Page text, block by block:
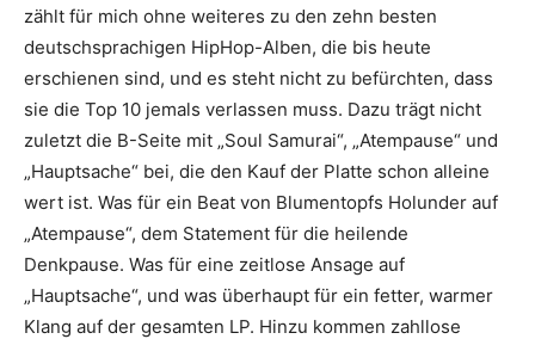
zählt für mich ohne weiteres zu den zehn besten
deutschsprachigen HipHop-Alben, die bis heute
erschienen sind, und es steht nicht zu befürchten, dass
sie die Top 10 jemals verlassen muss. Dazu trägt nicht
zuletzt die B-Seite mit „Soul Samurai“, „Atempause“ und
„Hauptsache“ bei, die den Kauf der Platte schon alleine
wert ist. Was für ein Beat von Blumentopfs Holunder auf
„Atempause“, dem Statement für die heilende
Denkpause. Was für eine zeitlose Ansage auf
„Hauptsache“, und was überhaupt für ein fetter, warmer
Klang auf der gesamten LP. Hinzu kommen zahllose